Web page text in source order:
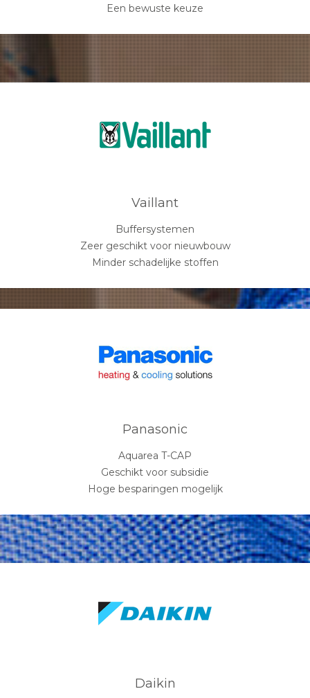
Een bewuste keuze
Vaillant
Buffersystemen
Zeer geschikt voor nieuwbouw
Minder schadelijke stoffen
Panasonic
Aquarea T-CAP
Geschikt voor subsidie
Hoge besparingen mogelijk
Daikin